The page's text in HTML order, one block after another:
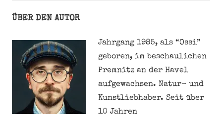
ÜBER DEN AUTOR
Jahrgang 1985, als “Ossi”
geboren, im beschaulichen
Premnitz an der Havel
aufgewachsen. Natur- und
Kunstliebhaber. Seit über
10 Jahren